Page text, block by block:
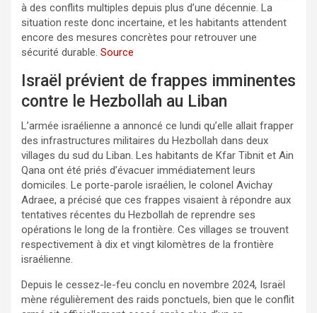
à des conflits multiples depuis plus d’une décennie. La
situation reste donc incertaine, et les habitants attendent
encore des mesures concrètes pour retrouver une
sécurité durable. Source
Israël prévient de frappes imminentes
contre le Hezbollah au Liban
L’armée israélienne a annoncé ce lundi qu’elle allait frapper
des infrastructures militaires du Hezbollah dans deux
villages du sud du Liban. Les habitants de Kfar Tibnit et Ain
Qana ont été priés d’évacuer immédiatement leurs
domiciles. Le porte-parole israélien, le colonel Avichay
Adraee, a précisé que ces frappes visaient à répondre aux
tentatives récentes du Hezbollah de reprendre ses
opérations le long de la frontière. Ces villages se trouvent
respectivement à dix et vingt kilomètres de la frontière
israélienne.
Depuis le cessez-le-feu conclu en novembre 2024, Israël
mène régulièrement des raids ponctuels, bien que le conflit